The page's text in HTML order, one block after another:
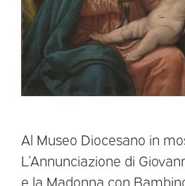
Al Museo Diocesano in
L’Annunciazione di
e la Madonna con